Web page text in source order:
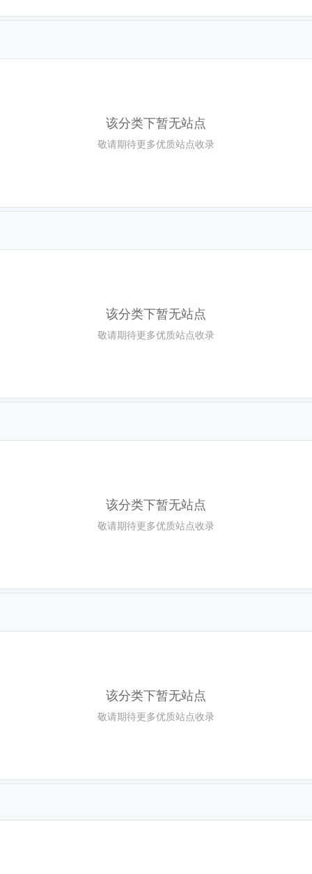
该分类下暂无站点
敬请期待更多优质站点收录
该分类下暂无站点
敬请期待更多优质站点收录
该分类下暂无站点
敬请期待更多优质站点收录
该分类下暂无站点
敬请期待更多优质站点收录